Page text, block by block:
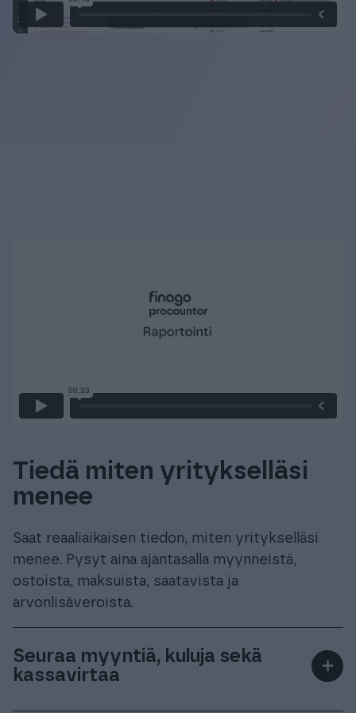
Tiedä miten yritykselläsi
menee
Saat reaaliaikaisen tiedon, miten yritykselläsi
menee. Pysyt aina ajantasalla myynneistä,
ostoista, maksuista, saatavista ja
arvonlisäveroista.
Seuraa myyntiä, kuluja sekä
kassavirtaa
＋